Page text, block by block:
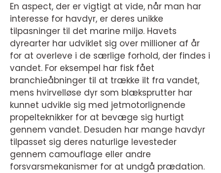
En aspect, der er vigtigt at vide, når man har
interesse for havdyr, er deres unikke
tilpasninger til det marine miljø. Havets
dyrearter har udviklet sig over millioner af år
for at overleve i de særlige forhold, der findes i
vandet. For eksempel har fisk fået
branchieåbninger til at trække ilt fra vandet,
mens hvirvelløse dyr som blæksprutter har
kunnet udvikle sig med jetmotorlignende
propelteknikker for at bevæge sig hurtigt
gennem vandet. Desuden har mange havdyr
tilpasset sig deres naturlige levesteder
gennem camouflage eller andre
forsvarsmekanismer for at undgå prædation.